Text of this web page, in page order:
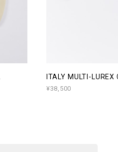
ITALY MULTI-
¥38,500